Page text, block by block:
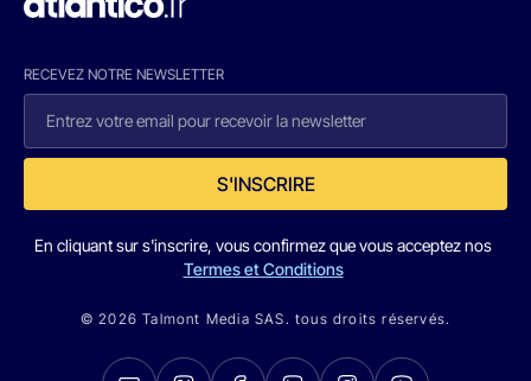
RECEVEZ NOTRE NEWSLETTER
S'INSCRIRE
En cliquant sur s'inscrire, vous confirmez que vous acceptez nos
Termes et Conditions
© 2026 Talmont Media SAS. tous droits réservés.